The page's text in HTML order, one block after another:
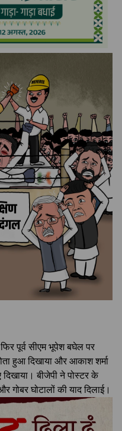
पूर्व सीएम भूपेश बघेल पर
हुआ दिखाया और आकाश शर्मा
बीजेपी ने पोस्टर के
गोबर घोटालों की याद दिलाई।